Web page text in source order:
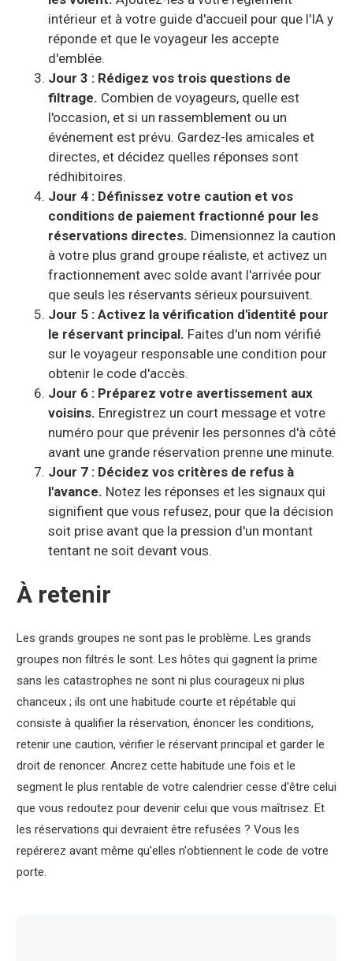
intérieur et à votre guide d'accueil pour que l'IA y
réponde et que le voyageur les accepte
d'emblée.
Jour 3 : Rédigez vos trois questions de
filtrage. Combien de voyageurs, quelle est
l'occasion, et si un rassemblement ou un
événement est prévu. Gardez-les amicales et
directes, et décidez quelles réponses sont
rédhibitoires.
Jour 4 : Définissez votre caution et vos
conditions de paiement fractionné pour les
réservations directes. Dimensionnez la caution
à votre plus grand groupe réaliste, et activez un
fractionnement avec solde avant l'arrivée pour
que seuls les réservants sérieux poursuivent.
Jour 5 : Activez la vérification d'identité pour
le réservant principal. Faites d'un nom vérifié
sur le voyageur responsable une condition pour
obtenir le code d'accès.
Jour 6 : Préparez votre avertissement aux
voisins. Enregistrez un court message et votre
numéro pour que prévenir les personnes d'à côté
avant une grande réservation prenne une minute.
Jour 7 : Décidez vos critères de refus à
l'avance. Notez les réponses et les signaux qui
signifient que vous refusez, pour que la décision
soit prise avant que la pression d'un montant
tentant ne soit devant vous.
À retenir
Les grands groupes ne sont pas le problème. Les grands
groupes non filtrés le sont. Les hôtes qui gagnent la prime
sans les catastrophes ne sont ni plus courageux ni plus
chanceux ; ils ont une habitude courte et répétable qui
consiste à qualifier la réservation, énoncer les conditions,
retenir une caution, vérifier le réservant principal et garder le
droit de renoncer. Ancrez cette habitude une fois et le
segment le plus rentable de votre calendrier cesse d'être celui
que vous redoutez pour devenir celui que vous maîtrisez. Et
les réservations qui devraient être refusées ? Vous les
repérerez avant même qu'elles n'obtiennent le code de votre
porte.